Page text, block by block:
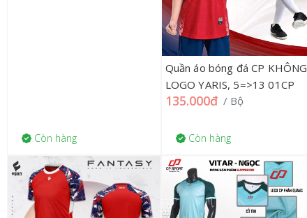
Còn hàng
Quần áo bóng đá CP KHÔNG
LOGO YARIS, 5=>13 01CP
135.000đ / Bộ
Còn hàng